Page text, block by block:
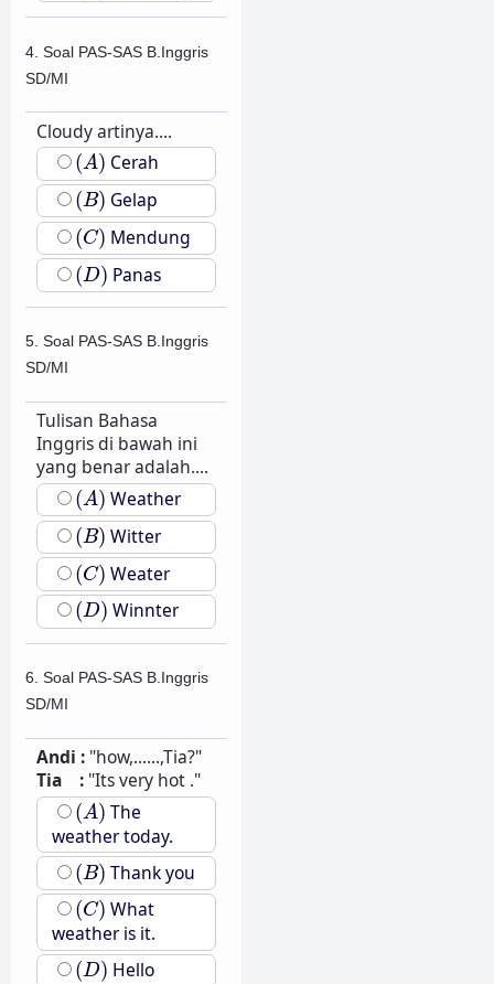
4. Soal PAS-SAS B.Inggris
SD/MI
Cloudy artinya....
(A)
(A) Cerah
(B)
(B) Gelap
(C)
(C) Mendung
(D)
(D) Panas
5. Soal PAS-SAS B.Inggris
SD/MI
Tulisan Bahasa
Inggris di bawah ini
yang benar adalah....
(A)
(A) Weather
(B)
(B) Witter
(C)
(C) Weater
(D)
(D) Winnter
6. Soal PAS-SAS B.Inggris
SD/MI
Andi :"how,......,Tia?"
Tia :"Its very hot ."
(A)
(A) The
weather today.
(B)
(B) Thank you
(C)
(C) What
weather is it.
(D)
(D) Hello